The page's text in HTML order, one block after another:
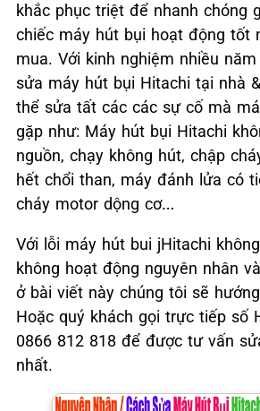
khắc phục triệt để nhanh chóng
chiếc máy hút bụi hoạt động tốt
mua. Với kinh nghiệm nhiều
sửa máy hút bụi Hitachi tại nhà
thể sửa tất các các sự cố mà
gặp như: Máy hút bụi Hitachi
nguồn, chạy không hút, chập
hết chổi than, máy đánh lửa có
cháy motor dộng cơ…
Với lỗi máy hút bui jHitachi
không hoạt động nguyên nhân
ở bài viết này chúng tôi sẽ
Hoặc quý khách gọi trực tiếp số
0866 812 818 để được tư vấn
nhất.